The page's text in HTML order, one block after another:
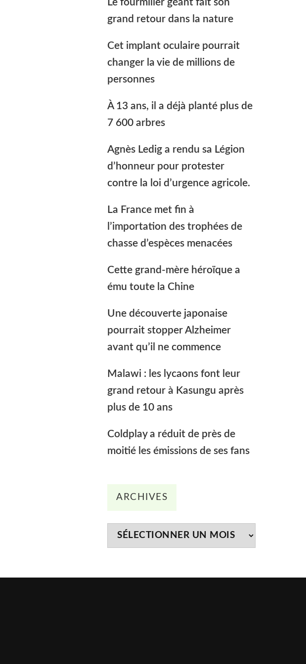
grand retour dans la nature
Cet implant oculaire pourrait
changer la vie de millions de
personnes
À 13 ans, il a déjà planté plus de
7 600 arbres
Agnès Ledig a rendu sa Légion
d’honneur pour protester
contre la loi d’urgence agricole.
La France met fin à
l’importation des trophées de
chasse d’espèces menacées
Cette grand-mère héroïque a
ému toute la Chine
Une découverte japonaise
pourrait stopper Alzheimer
avant qu’il ne commence
Malawi : les lycaons font leur
grand retour à Kasungu après
plus de 10 ans
Coldplay a réduit de près de
moitié les émissions de ses fans
ARCHIVES